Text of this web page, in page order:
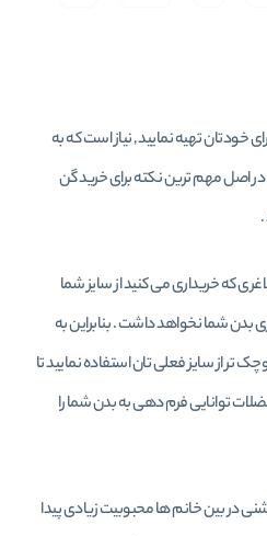
خودتان تهیه نمایید , نیاز است که به
اصل مهم ترین نکته برای خرید گن
که خریداری می کنید از سایز شما
بدن شما نخواهد داشت . بنابراین به
تر از سایز فعلی تان استفاده نمایید تا
توانایی فرم دهی به بدن شما را
در بین خانم ها محبوبیت زیادی پیدا